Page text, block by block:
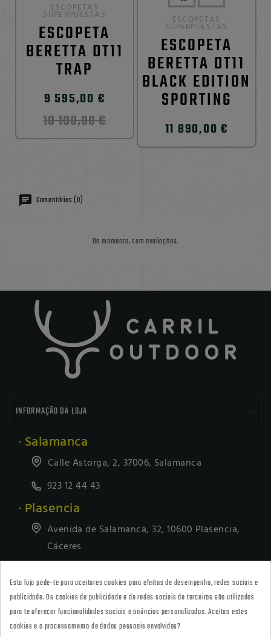
ESCOPETAS
SUPERPUESTAS
ESCOPETA
BERETTA DT11
TRAP
9 595,00 €
10 100,00 €
ESCOPETAS
SUPERPUESTAS
ESCOPETA
BERETTA DT11
BLACK EDITION
SPORTING
11 890,00 €
Comentários (0)
De momento, sem avaliações.
INFORMAÇÃO DA LOJA
· Salamanca
Calle Astorga, 2, 37006, Salamanca
923 12 44 43
· Plasencia
Avenida de Salamanca, 32, 10600 Plasencia,
Cáceres
· Tienda Online
marketing@armeriacarril.com
Esta loja pede-te para aceitares cookies para efeitos de desempenho, redes sociais e
publicidade. Os cookies de publicidade e de redes sociais de terceiros são utilizados
para te oferecer funcionalidades sociais e anúncios personalizados. Aceitas estes
cookies e o processamento de dados pessoais envolvidos?